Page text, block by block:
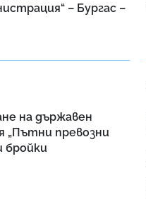
– Бургас –
на държавен
„Пътни превозни
бройки